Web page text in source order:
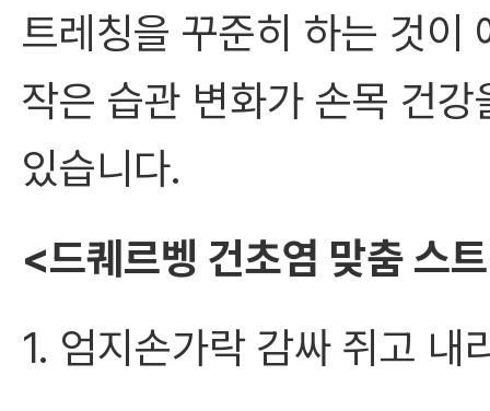
트레칭을 꾸준히 하는 것이
작은 습관 변화가 손목 건
있습니다.
<드퀘르벵 건초염 맞춤 스
1. 엄지손가락 감싸 쥐고 내